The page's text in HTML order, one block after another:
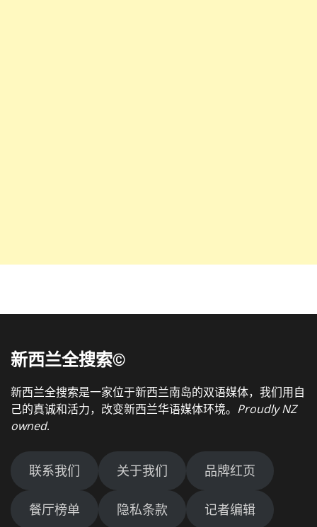
新西兰全搜索©
新西兰全搜索是一家位于新西兰南岛的双语媒体，我们用自
己的真诚和活力，改变新西兰华语媒体环境。 Proudly NZ
owned.
联系我们 关于我们 品牌红页
餐厅榜单 隐私条款 记者编辑